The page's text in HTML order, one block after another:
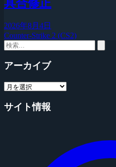
具合修正
2026年8月4日
Counter-Strike 2 (CS2)
アーカイブ
サイト情報